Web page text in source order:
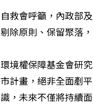
自救會呼籲，內政部
剔除原則、保留聚落
環境權保障基金會研
市計畫，絕非全面剷
識，未來不僅將持續